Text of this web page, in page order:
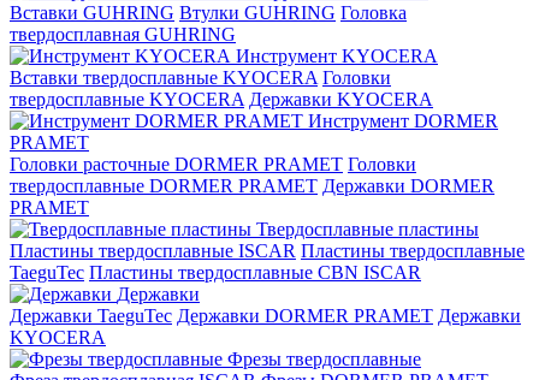
Вставки GUHRING Втулки GUHRING Головка
твердосплавная GUHRING
Инструмент KYOCERA
Вставки твердосплавные KYOCERA Головки
твердосплавные KYOCERA Державки KYOCERA
Инструмент DORMER
PRAMET
Головки расточные DORMER PRAMET Головки
твердосплавные DORMER PRAMET Державки DORMER
PRAMET
Твердосплавные пластины
Пластины твердосплавные ISCAR Пластины твердосплавные
TaeguTec Пластины твердосплавные CBN ISCAR
Державки
Державки TaeguTec Державки DORMER PRAMET Державки
KYOCERA
Фрезы твердосплавные